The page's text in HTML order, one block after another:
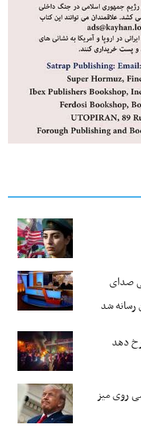
صدای
رسانه شد
دهد
روی میز